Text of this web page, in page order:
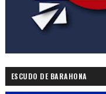
ESCUDO DE BARAHONA